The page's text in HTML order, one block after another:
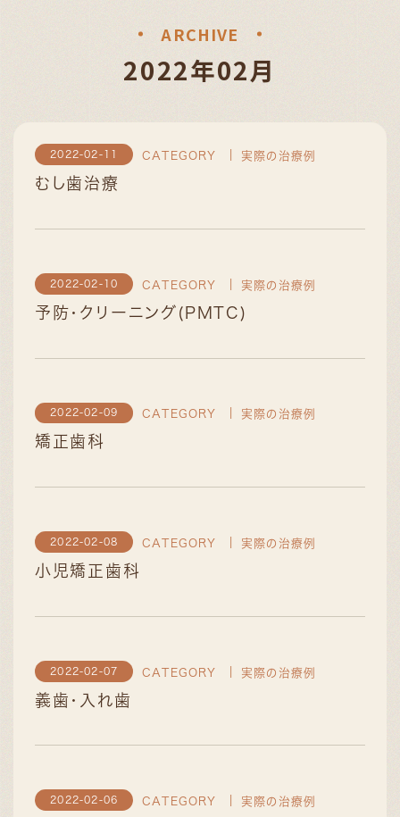
ARCHIVE
2022年02月
2022-02-11 CATEGORY 実際の治療例
むし歯治療
2022-02-10 CATEGORY 実際の治療例
予防・クリーニング(PMTC)
2022-02-09 CATEGORY 実際の治療例
矯正歯科
2022-02-08 CATEGORY 実際の治療例
小児矯正歯科
2022-02-07 CATEGORY 実際の治療例
義歯・入れ歯
2022-02-06 CATEGORY 実際の治療例